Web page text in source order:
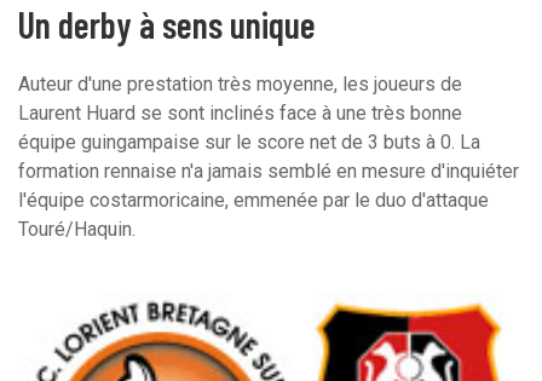
Un derby à sens unique
Auteur d'une prestation très moyenne, les joueurs de
Laurent Huard se sont inclinés face à une très bonne
équipe guingampaise sur le score net de 3 buts à 0. La
formation rennaise n'a jamais semblé en mesure d'inquiéter
l'équipe costarmoricaine, emmenée par le duo d'attaque
Touré/Haquin.